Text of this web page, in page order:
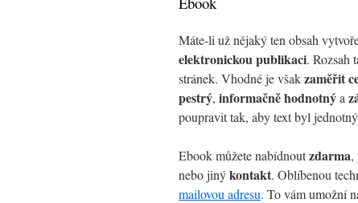
Máte-li už nějaký ten obsah
elektronickou publikaci. Rozsah
stránek. Vhodné je všakzaměřit
pestrý, informačně hodnotnýa
poupravit tak, aby text byl
Ebook můžete nabídnoutzdarma,
nebo jinýkontakt. Oblíbenou
mailovou adresu. To vám umožní